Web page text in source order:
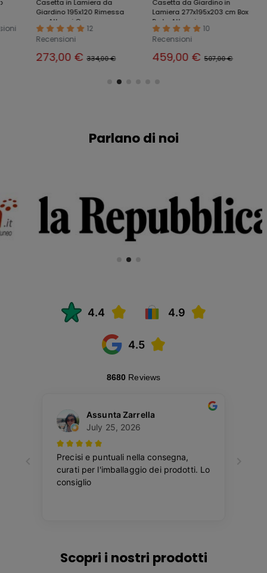
Casetta in Lamiera da
Giardino 195x120 Rimessa
per Attrezzi Capanno
Ricovero Box
12
Recensioni
273,00 €334,00 €
Casetta da Giardino in
Lamiera 277x195x203 cm Box
Porta Attrezzi
10
Recensioni
459,00 €507,00 €
in
Parlano di noi
Scopri i nostri prodotti